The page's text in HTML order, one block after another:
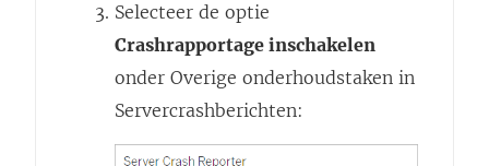
Selecteer de optie
Crashrapportage inschakelen
onder Overige onderhoudstaken in
Servercrashberichten: